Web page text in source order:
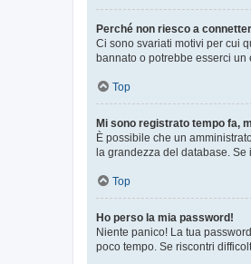
Perché non riesco a
Ci sono svariati motivi per cui
bannato o potrebbe esserci
Top
Mi sono registrato tempo fa,
È possibile che un
la grandezza del database.
Top
Ho perso la mia password!
Niente panico! La tua
poco tempo. Se riscontri